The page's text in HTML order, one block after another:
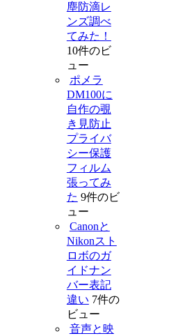
塵防滴レ
ンズ調べ
てみた！
10件のビ
ュー
ポメラ
DM100に
自作の覗
き見防止
プライバ
シー保護
フィルム
張ってみ
た 9件のビ
ュー
Canonと
Nikonスト
ロボのガ
イドナン
バー表記
違い 7件の
ビュー
音声と映